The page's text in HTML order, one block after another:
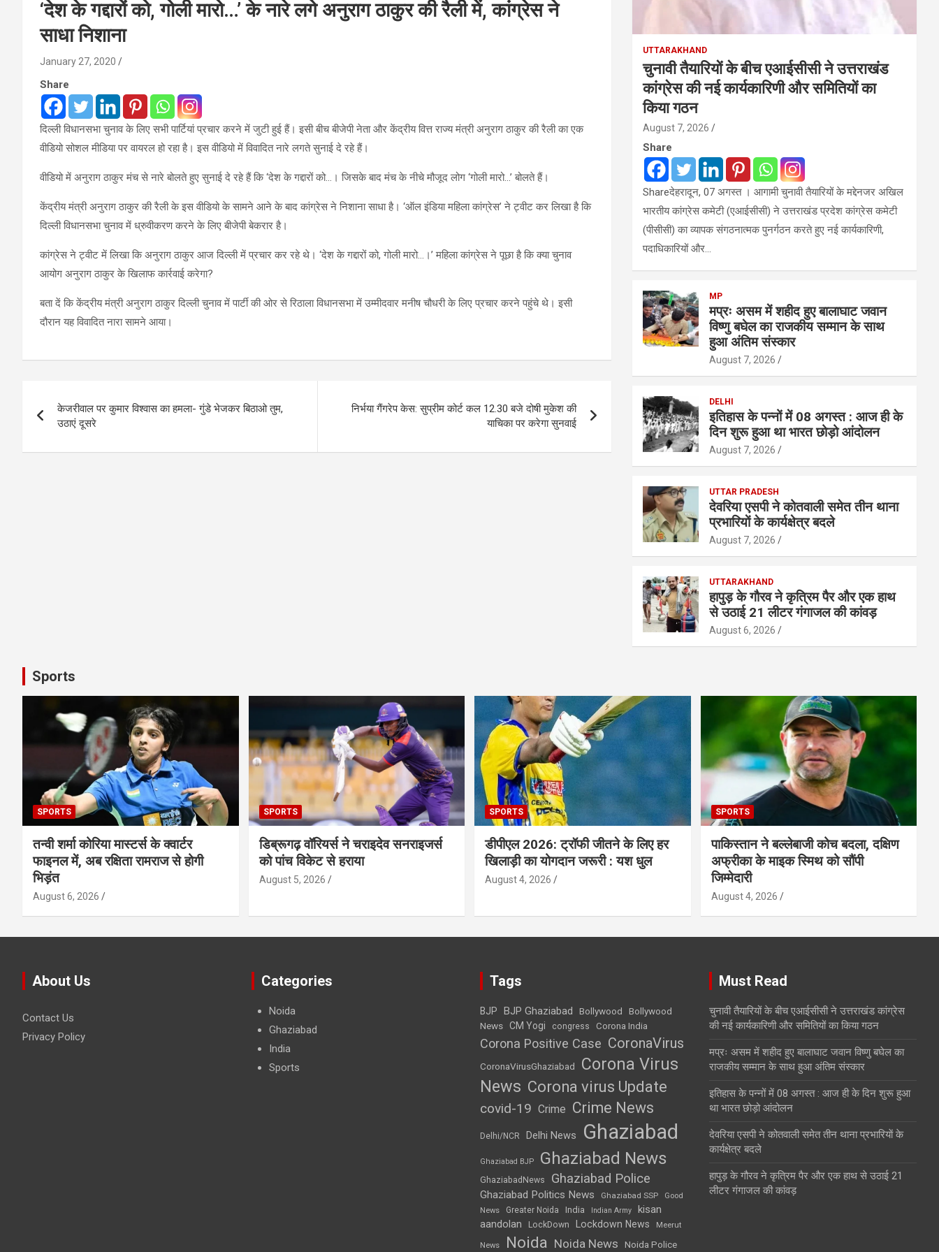
‘देश के गद्दारों को, गोली मारो…’ के नारे लगे अनुराग ठाकुर की रैली में, कांग्रेस ने
साधा निशाना
January 27, 2020
Share
दिल्ली विधानसभा चुनाव के लिए सभी पार्टियां प्रचार करने में जुटी हुई हैं। इसी बीच बीजेपी नेता और केंद्रीय वित्त राज्य मंत्री अनुराग ठाकुर की रैली का एक
वीडियो सोशल मीडिया पर वायरल हो रहा है। इस वीडियो में विवादित नारे लगते सुनाई दे रहे हैं।
वीडियो में अनुराग ठाकुर मंच से नारे बोलते हुए सुनाई दे रहे हैं कि ‘देश के गद्दारों को…। जिसके बाद मंच के नीचे मौजूद लोग ‘गोली मारो…’ बोलते हैं।
केंद्रीय मंत्री अनुराग ठाकुर की रैली के इस वीडियो के सामने आने के बाद कांग्रेस ने निशाना साधा है। ‘ऑल इंडिया महिला कांग्रेस’ ने ट्वीट कर लिखा है कि
दिल्ली विधानसभा चुनाव में ध्रुवीकरण करने के लिए बीजेपी बेकरार है।
कांग्रेस ने ट्वीट में लिखा कि अनुराग ठाकुर आज दिल्ली में प्रचार कर रहे थे। ‘देश के गद्दारों को, गोली मारो…।’ महिला कांग्रेस ने पूछा है कि क्या चुनाव
आयोग अनुराग ठाकुर के खिलाफ कार्रवाई करेगा?
बता दें कि केंद्रीय मंत्री अनुराग ठाकुर दिल्ली चुनाव में पार्टी की ओर से रिठाला विधानसभा में उम्मीदवार मनीष चौधरी के लिए प्रचार करने पहुंचे थे। इसी
दौरान यह विवादित नारा सामने आया।
navigation
केजरीवाल पर कुमार विश्वास का हमला- गुंडे भेजकर बिठाओ तुम,
उठाएं दूसरे
निर्भया गैंगरेप केस: सुप्रीम कोर्ट कल 12.30 बजे दोषी मुकेश की
याचिका पर करेगा सुनवाई
UTTARAKHAND
चुनावी तैयारियों के बीच एआईसीसी ने उत्तराखंड
कांग्रेस की नई कार्यकारिणी और समितियों का
किया गठन
August 7, 2026
Share
Shareदेहरादून, 07 अगस्त । आगामी चुनावी तैयारियों के मद्देनजर अखिल
भारतीय कांग्रेस कमेटी (एआईसीसी) ने उत्तराखंड प्रदेश कांग्रेस कमेटी
(पीसीसी) का व्यापक संगठनात्मक पुनर्गठन करते हुए नई कार्यकारिणी,
पदाधिकारियों और…
MP
मप्रः असम में शहीद हुए बालाघाट जवान
विष्णु बघेल का राजकीय सम्मान के साथ
हुआ अंतिम संस्कार
August 7, 2026
DELHI
इतिहास के पन्नों में 08 अगस्त : आज ही के
दिन शुरू हुआ था भारत छोड़ो आंदोलन
August 7, 2026
UTTAR PRADESH
देवरिया एसपी ने कोतवाली समेत तीन थाना
प्रभारियाें के कार्यक्षेत्र बदले
August 7, 2026
UTTARAKHAND
हापुड़ के गौरव ने कृत्रिम पैर और एक हाथ
से उठाई 21 लीटर गंगाजल की कांवड़
August 6, 2026
Sports
SPORTS
तन्वी शर्मा कोरिया मास्टर्स के क्वार्टर
फाइनल में, अब रक्षिता रामराज से होगी
भिड़ंत
August 6, 2026
SPORTS
डिब्रूगढ़ वॉरियर्स ने चराइदेव सनराइजर्स
को पांच विकेट से हराया
August 5, 2026
SPORTS
डीपीएल 2026: ट्रॉफी जीतने के लिए हर
खिलाड़ी का योगदान जरूरी : यश धुल
August 4, 2026
SPORTS
पाकिस्तान ने बल्लेबाजी कोच बदला, दक्षिण
अफ्रीका के माइक स्मिथ को सौंपी
जिम्मेदारी
August 4, 2026
About Us
Contact Us
Privacy Policy
Categories
Noida
Ghaziabad
India
Sports
Tags
BJP BJP Ghaziabad Bollywood
Bollywood
News CM Yogi congress Corona India
Corona Positive Case CoronaVirus
CoronaVirusGhaziabad
Corona Virus
News Corona virus Update
covid-19 Crime Crime News
Delhi/NCR Delhi News Ghaziabad
Ghaziabad BJP Ghaziabad News
GhaziabadNews Ghaziabad Police
Ghaziabad Politics News Ghaziabad SSP
Good
News
Greater Noida India Indian Army
kisan
aandolan
LockDown Lockdown News Meerut
News Noida Noida News Noida Police
Must Read
चुनावी तैयारियों के बीच एआईसीसी ने उत्तराखंड कांग्रेस
की नई कार्यकारिणी और समितियों का किया गठन
मप्रः असम में शहीद हुए बालाघाट जवान विष्णु बघेल का
राजकीय सम्मान के साथ हुआ अंतिम संस्कार
इतिहास के पन्नों में 08 अगस्त : आज ही के दिन शुरू हुआ
था भारत छोड़ो आंदोलन
देवरिया एसपी ने कोतवाली समेत तीन थाना प्रभारियाें के
कार्यक्षेत्र बदले
हापुड़ के गौरव ने कृत्रिम पैर और एक हाथ से उठाई 21
लीटर गंगाजल की कांवड़